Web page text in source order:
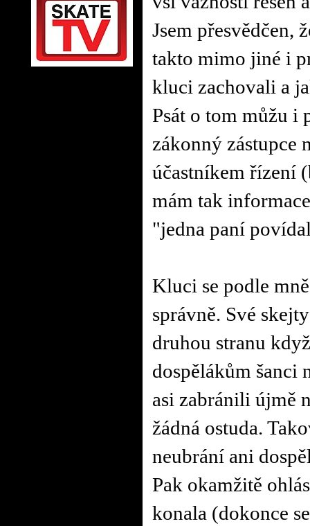
Jsem přesvědčen,
takto mimo jiné i
kluci zachovali a
Psát o tom můžu i
zákonný zástupce
účastníkem řízení
mám tak
"jedna paní
Kluci se podle
správně. Své
druhou stranu
dospělákům šanci
asi zabránili újmě
žádná ostuda.
neubrání ani
Pak okamžitě
konala (dokonce